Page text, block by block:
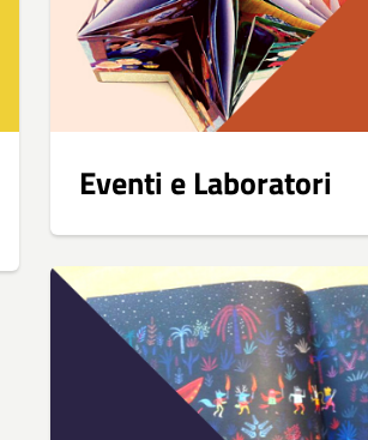
Eventi e Laboratori